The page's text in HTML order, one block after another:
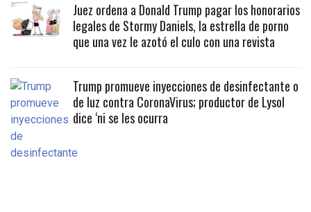
Juez ordena a Donald Trump pagar los honorarios
legales de Stormy Daniels, la estrella de porno
que una vez le azotó el culo con una revista
Trump promueve inyecciones de desinfectante o
de luz contra CoronaVirus; productor de Lysol
dice ‘ni se les ocurra